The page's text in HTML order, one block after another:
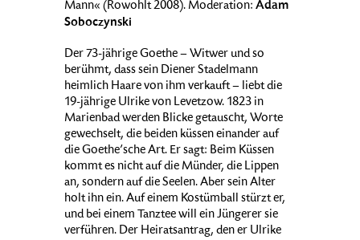
Mann« (Rowohlt 2008). Moderation: Adam
Soboczynski
Der 73-jährige Goethe – Witwer und so
berühmt, dass sein Diener Stadelmann
heimlich Haare von ihm verkauft – liebt die
19-jährige Ulrike von Levetzow. 1823 in
Marienbad werden Blicke getauscht, Worte
gewechselt, die beiden küssen einander auf
die Goethe’sche Art. Er sagt: Beim Küssen
kommt es nicht auf die Münder, die Lippen
an, sondern auf die Seelen. Aber sein Alter
holt ihn ein. Auf einem Kostümball stürzt er,
und bei einem Tanztee will ein Jüngerer sie
verführen. Der Heiratsantrag, den er Ulrike